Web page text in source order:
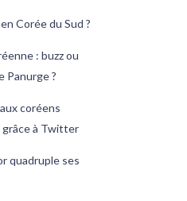
Corée du Sud ?
: buzz ou
Panurge ?
coréens
à Twitter
quadruple ses